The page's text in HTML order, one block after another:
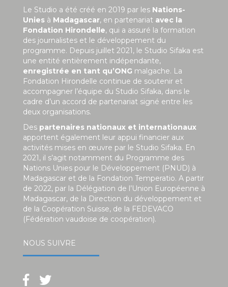
Le Studio a été créé en 2019 par les Nations-
Unies à Madagascar, en partenariat avec la
Fondation Hirondelle, qui a assuré la formation
des journalistes et le développement du
programme. Depuis juillet 2021, le Studio Sifaka est
une entité entièrement indépendante,
enregistrée en tant qu’ONG malgache. La
Fondation Hirondelle continue de soutenir et
accompagner l’équipe du Studio Sifaka, dans le
cadre d’un accord de partenariat signé entre les
deux organisations.
Des partenaires nationaux et internationaux
apportent également leur appui financier aux
activités mises en œuvre par le Studio Sifaka. En
2021, il s’agit notamment du Programme des
Nations Unies pour le Développement (PNUD) à
Madagascar et de la Fondation Temperatio. A partir
de 2022, par la Délégation de l’Union Européenne à
Madagascar, de la Direction du développement et
de la Coopération Suisse, de la FEDEVACO
(Fédération vaudoise de coopération).
NOUS SUIVRE